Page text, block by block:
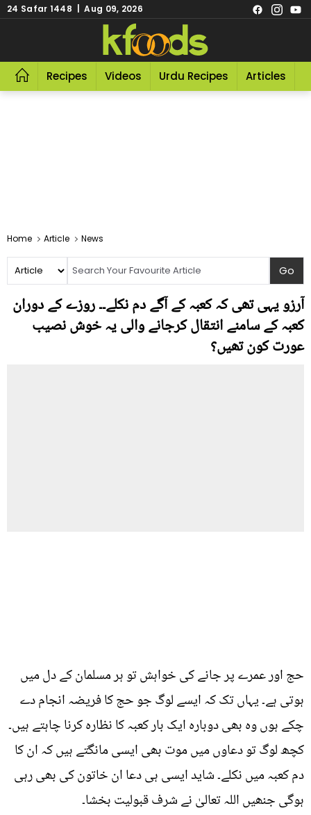
24 Safar 1448 | Aug 09, 2026
Recipes Videos Urdu Recipes Articles
Home Article News
آرزو یہی تھی کہ کعبہ کے آگے دم نکلے۔۔ روزے کے دوران
کعبہ کے سامنے انتقال کرجانے والی یہ خوش نصیب
عورت کون تھیں؟
حج اور عمرے پر جانے کی خواہش تو ہر مسلمان کے دل میں
ہوتی ہے۔ یہاں تک کہ ایسے لوگ جو حج کا فریضہ انجام دے
چکے ہوں وہ بھی دوبارہ ایک بار کعبہ کا نظارہ کرنا چاہتے ہیں۔
کچھ لوگ تو دعاوں میں موت بھی ایسی مانگتے ہیں کہ ان کا
دم کعبہ میں نکلے۔ شاید ایسی ہی دعا ان خاتون کی بھی رہی
ہوگی جنھیں اللہ تعالیٰ نے شرف قبولیت بخشا۔